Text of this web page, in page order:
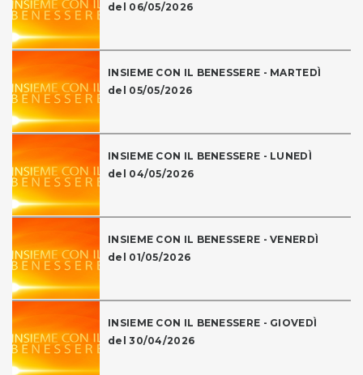
del 06/05/2026
INSIEME CON IL BENESSERE - MARTEDÌ
del 05/05/2026
INSIEME CON IL BENESSERE - LUNEDÌ
del 04/05/2026
INSIEME CON IL BENESSERE - VENERDÌ
del 01/05/2026
INSIEME CON IL BENESSERE - GIOVEDÌ
del 30/04/2026